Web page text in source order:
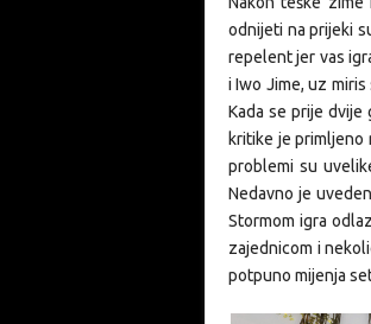
odnijeti na prijeki
repelent jer vas
i Iwo Jime, uz
Kada se prije dvije
kritike je primljeno
problemi su
Nedavno je
Stormom igra
zajednicom i
potpuno mijenja